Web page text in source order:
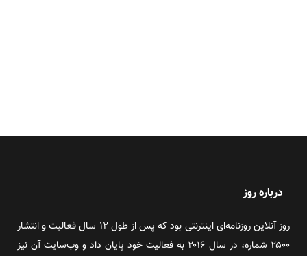
درباره روز
روز آنلاین روزنامه‌ای اینترنتی بود که پس از طول ۱۲ سال فعالیت و انتشار
۲۵۰۰ شماره، در سال ۲۰۱۶ به فعالیت خود پایان داد و وب‌سایت آن نیز